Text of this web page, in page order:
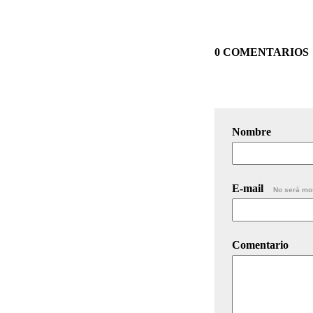
0 COMENTARIOS
Nombre
E-mail No será
Comentario